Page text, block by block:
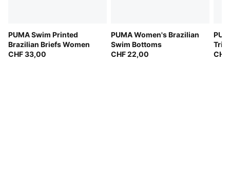
PUMA Swim Printed
Brazilian Briefs Women
CHF 33,00
PUMA Women's Brazilian
Swim Bottoms
CHF 22,00